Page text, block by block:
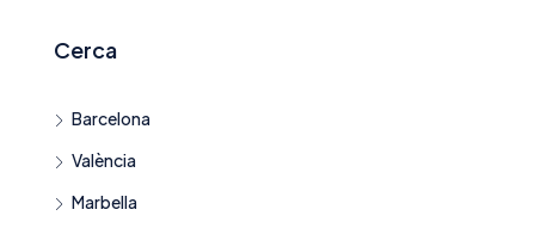
Cerca
Barcelona
València
Marbella